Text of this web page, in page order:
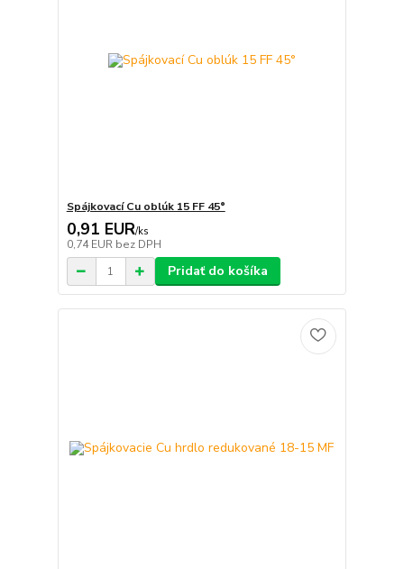
Spájkovací Cu oblúk 15 FF 45°
0,91 EUR/ks
0,74 EUR bez DPH
Pridať do košíka